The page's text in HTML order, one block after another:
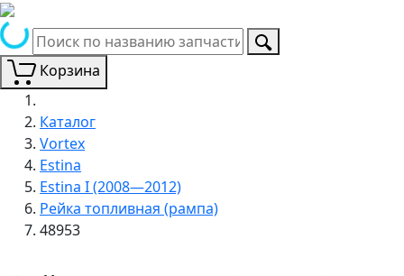
Корзина
Каталог
Vortex
Estina
Estina I (2008—2012)
Рейка топливная (рампа)
48953